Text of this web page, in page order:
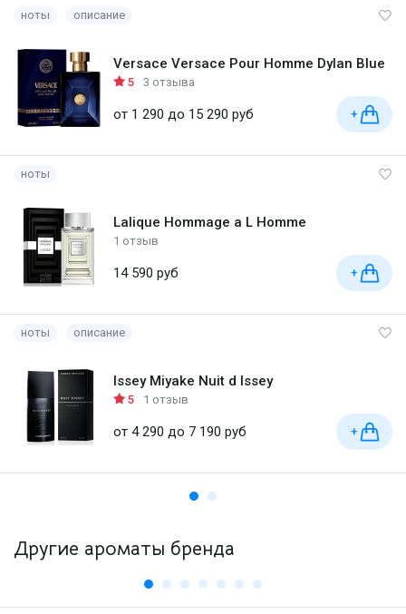
ноты описание
Versace Versace Pour Homme Dylan Blue
5 3 отзыва
от 1 290 до 15 290 руб +
ноты
Lalique Hommage a L Homme
1 отзыв
14 590 руб +
ноты описание
Issey Miyake Nuit d Issey
5 1 отзыв
от 4 290 до 7 190 руб +
Другие ароматы бренда